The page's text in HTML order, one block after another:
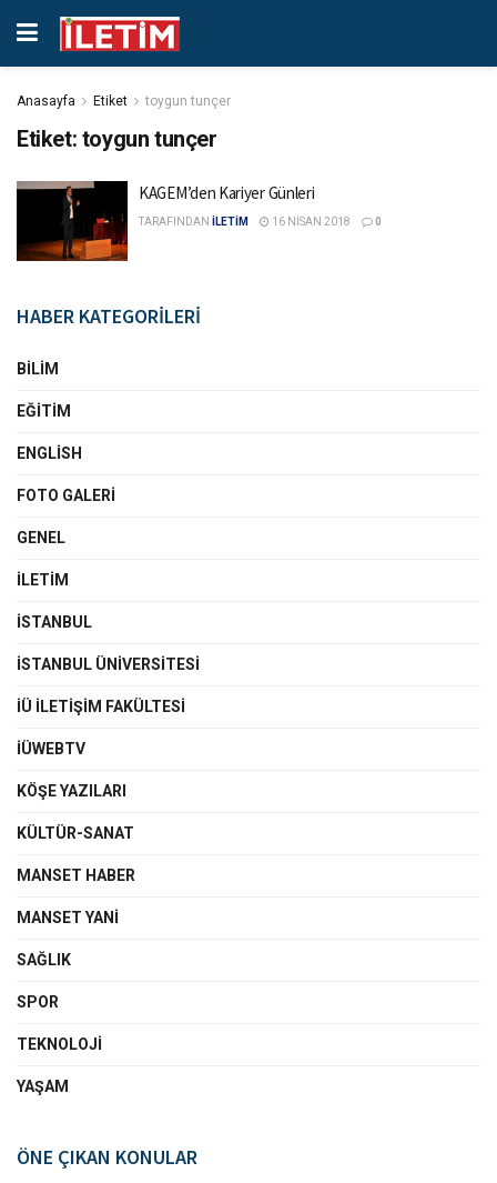
Anasayfa Etiket toygun tunçer
Etiket: toygun tunçer
KAGEM’den Kariyer Günleri
TARAFINDAN İLETİM 16 NISAN 2018 0
HABER KATEGORİLERİ
BILIM
EĞITIM
ENGLISH
FOTO GALERI
GENEL
İLETIM
İSTANBUL
İSTANBUL ÜNIVERSITESI
İÜ İLETIŞIM FAKÜLTESI
İÜWEBTV
KÖŞE YAZILARI
KÜLTÜR-SANAT
MANSET HABER
MANSET YANI
SAĞLIK
SPOR
TEKNOLOJI
YAŞAM
ÖNE ÇIKAN KONULAR